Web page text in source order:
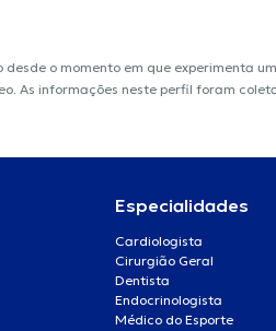
o momento em que experimenta
As informações neste perfil foram
Especialidades
Cardiologista
Cirurgião Geral
Dentista
Endocrinologista
Médico do Esporte